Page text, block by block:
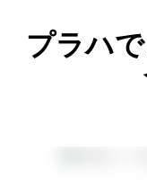
プラハ